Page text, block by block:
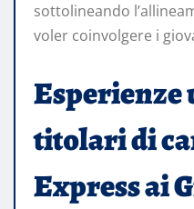
sottolineando
voler coinvolgere i
Esperienze
titolari di
Express ai